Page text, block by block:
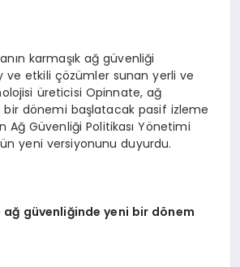
karmaşık ağ güvenliği
ve etkili çözümler sunan yerli ve
üreticisi Opinnate, ağ
dönemi başlatacak pasif izleme
Ağ Güvenliği Politikası Yönetimi
yeni versiyonunu duyurdu.
ağ güvenliğinde yeni bir dönem